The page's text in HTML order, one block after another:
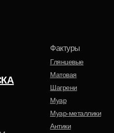
Фактуры
Глянцевые
Матовая
Муар
Шагрени
Антики
Муар-металлики